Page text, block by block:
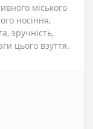
міського
носіння,
зручність,
цього взуття.